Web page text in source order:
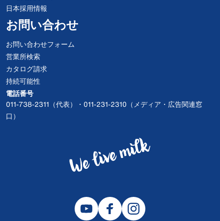
日本採用情報
お問い合わせ
お問い合わせフォーム
営業所検索
カタログ請求
持続可能性
電話番号
011-738-2311（代表）・011-231-2310（メディア・広告関連窓
口）